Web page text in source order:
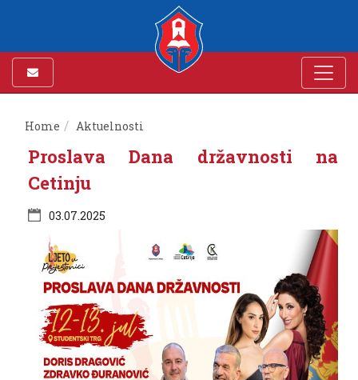
Home Aktuelnosti
Proslava Dana državnosti na
Cetinju
03.07.2025